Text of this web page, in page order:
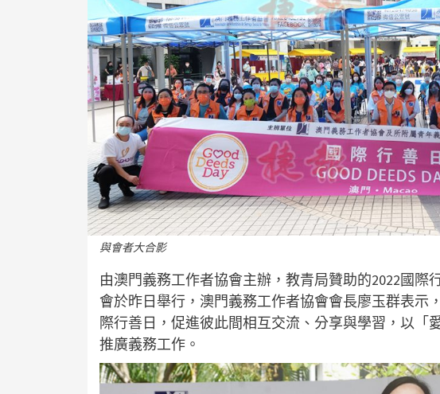
與會者大合影
由澳門義務工作者協會主辦，教青局贊助的2022國際
會於昨日舉行，澳門義務工作者協會會長廖玉群表示
際行善日，促進彼此間相互交流、分享與學習，以「
推廣義務工作。